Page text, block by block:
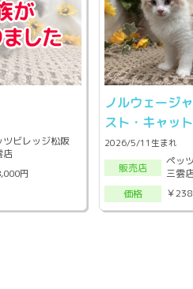
ツビレッジ松阪
店
円
ノルウェージ
スト・キャット
2026/5/11生まれ
販売店
ペッ
三雲店
価格
￥